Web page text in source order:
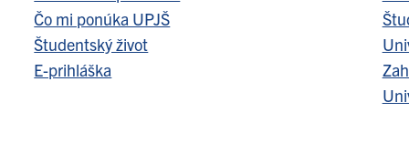
Čo mi ponúka UPJŠ
Študentský život
E-prihláška